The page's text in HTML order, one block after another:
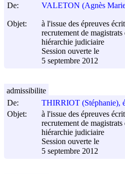
De: VALETON (Agnès
Objet:
à l'issue des épreuves
recrutement de
hiérarchie judiciaire
Session ouverte le
5 septembre 2012
De:
THIRRIOT (Stéphanie),
Objet:
à l'issue des épreuves
recrutement de
hiérarchie judiciaire
Session ouverte le
5 septembre 2012
admissibilite